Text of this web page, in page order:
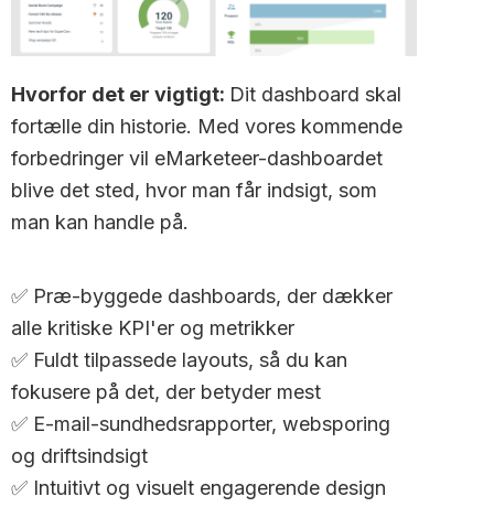
Hvorfor det er vigtigt: Dit dashboard skal
fortælle din historie. Med vores kommende
forbedringer vil eMarketeer-dashboardet
blive det sted, hvor man får indsigt, som
man kan handle på.
✅ Præ-byggede dashboards, der dækker
alle kritiske KPI'er og metrikker
✅ Fuldt tilpassede layouts, så du kan
fokusere på det, der betyder mest
✅ E-mail-sundhedsrapporter, websporing
og driftsindsigt
✅ Intuitivt og visuelt engagerende design